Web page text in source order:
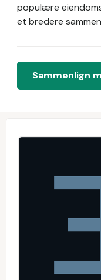
populære
et bredere
Sammenlign